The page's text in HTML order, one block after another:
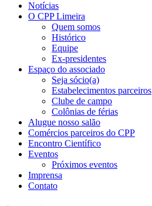
Notícias
O CPP Limeira
Quem somos
Histórico
Equipe
Ex-presidentes
Espaço do associado
Seja sócio(a)
Estabelecimentos parceiros
Clube de campo
Colônias de férias
Alugue nosso salão
Comércios parceiros do CPP
Encontro Científico
Eventos
Próximos eventos
Imprensa
Contato